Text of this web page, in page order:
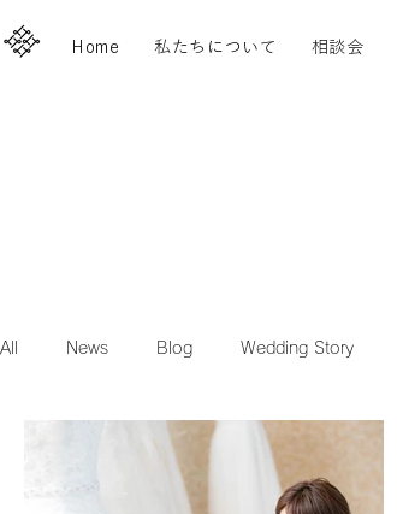
Home 私たちについて 相談会
All News Blog Wedding Story